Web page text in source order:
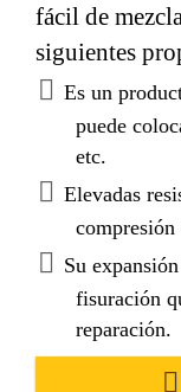
fácil de
siguientes
Es un
puede
etc.
Elevadas
Su
fisuración
reparación.